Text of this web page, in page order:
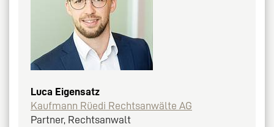
Luca Eigensatz
Kaufmann Rüedi Rechtsanwälte AG
Partner, Rechtsanwalt